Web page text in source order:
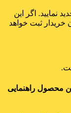
نمایید. اگر این
خریدار ثبت خواهد
محصول راهنمایی